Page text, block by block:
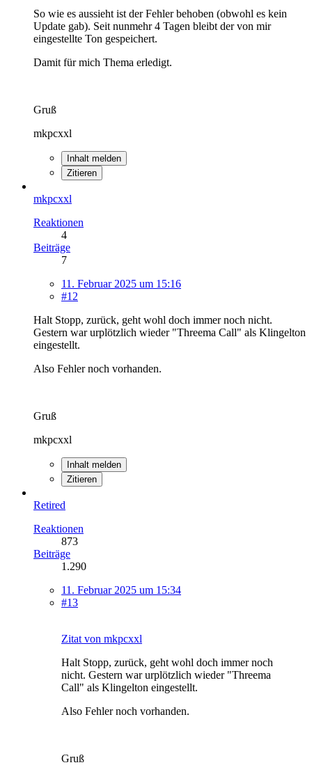
So wie es aussieht ist der Fehler behoben (obwohl es kein
Update gab). Seit nunmehr 4 Tagen bleibt der von mir
eingestellte Ton gespeichert.
Damit für mich Thema erledigt.
Gruß
mkpcxxl
Inhalt melden
Zitieren
mkpcxxl
Reaktionen
4
Beiträge
7
11. Februar 2025 um 15:16
#12
Halt Stopp, zurück, geht wohl doch immer noch nicht.
Gestern war urplötzlich wieder "Threema Call" als Klingelton
eingestellt.
Also Fehler noch vorhanden.
Gruß
mkpcxxl
Inhalt melden
Zitieren
Retired
Reaktionen
873
Beiträge
1.290
11. Februar 2025 um 15:34
#13
Zitat von mkpcxxl
Halt Stopp, zurück, geht wohl doch immer noch
nicht. Gestern war urplötzlich wieder "Threema
Call" als Klingelton eingestellt.
Also Fehler noch vorhanden.
Gruß